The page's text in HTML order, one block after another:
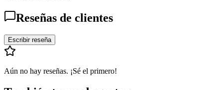
Reseñas de clientes
Escribir reseña
Aún no hay reseñas. ¡Sé el primero!